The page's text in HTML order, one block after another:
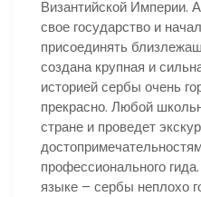
Византийской Империи.
свое государство и
присоединять
создана крупная и
историей сербы очень
прекрасно. Любой
стране и проведет
профессионального
языке – сербы неплохо